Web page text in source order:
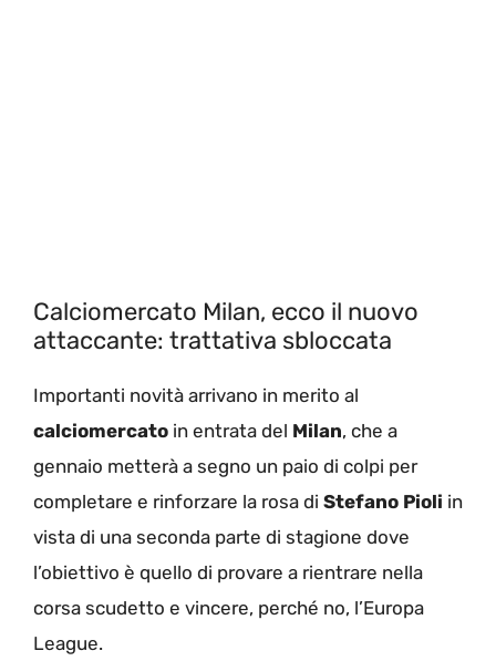
Calciomercato Milan, ecco il nuovo
attaccante: trattativa sbloccata
Importanti novità arrivano in merito al
calciomercato in entrata del Milan, che a
gennaio metterà a segno un paio di colpi per
completare e rinforzare la rosa di Stefano Pioli in
vista di una seconda parte di stagione dove
l’obiettivo è quello di provare a rientrare nella
corsa scudetto e vincere, perché no, l’Europa
League.